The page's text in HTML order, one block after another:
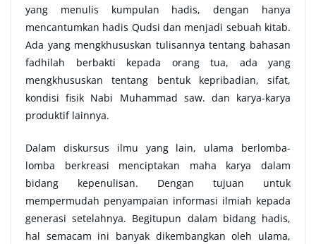
yang menulis kumpulan hadis, dengan hanya
mencantumkan hadis Qudsi dan menjadi sebuah kitab.
Ada yang mengkhususkan tulisannya tentang bahasan
fadhilah berbakti kepada orang tua, ada yang
mengkhususkan tentang bentuk kepribadian, sifat,
kondisi fisik Nabi Muhammad saw. dan karya-karya
produktif lainnya.
Dalam diskursus ilmu yang lain, ulama berlomba-
lomba berkreasi menciptakan maha karya dalam
bidang kepenulisan. Dengan tujuan untuk
mempermudah penyampaian informasi ilmiah kepada
generasi setelahnya. Begitupun dalam bidang hadis,
hal semacam ini banyak dikembangkan oleh ulama,